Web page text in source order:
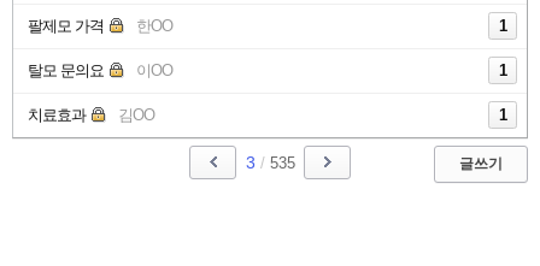
팔제모 가격 한OO 1
탈모 문의요 이OO 1
치료효과 김OO 1
3 /535 글쓰기